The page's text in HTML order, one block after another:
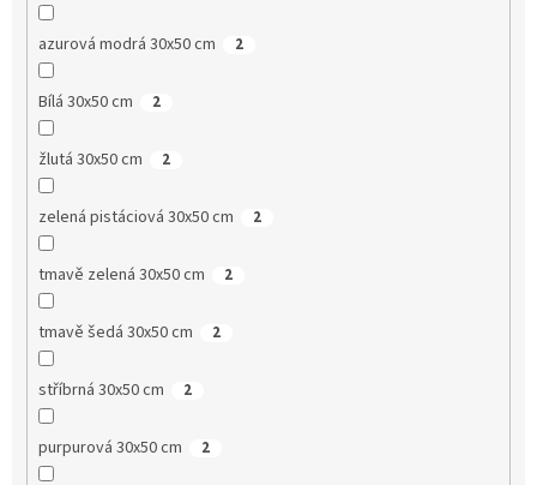
azurová modrá 30x50 cm 2
Bílá 30x50 cm 2
žlutá 30x50 cm 2
zelená pistáciová 30x50 cm 2
tmavě zelená 30x50 cm 2
tmavě šedá 30x50 cm 2
stříbrná 30x50 cm 2
purpurová 30x50 cm 2